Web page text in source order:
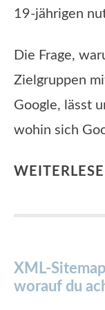
19-jährigen
Die Frage,
Zielgruppen
Google, lässt
wohin sich
XML-
worauf du